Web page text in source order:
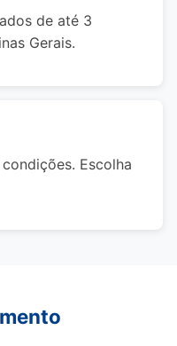
de até 3
Gerais.
Escolha